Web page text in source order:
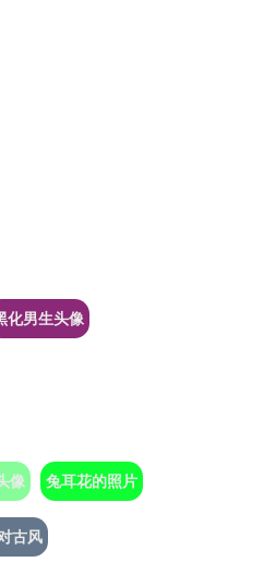
化男生头像
像 兔耳花的照片
古风